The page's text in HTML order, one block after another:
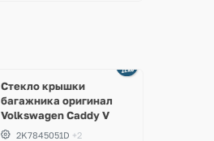
Стекло крышки
багажника оригинал
Volkswagen Caddy V
2K7845051D +2